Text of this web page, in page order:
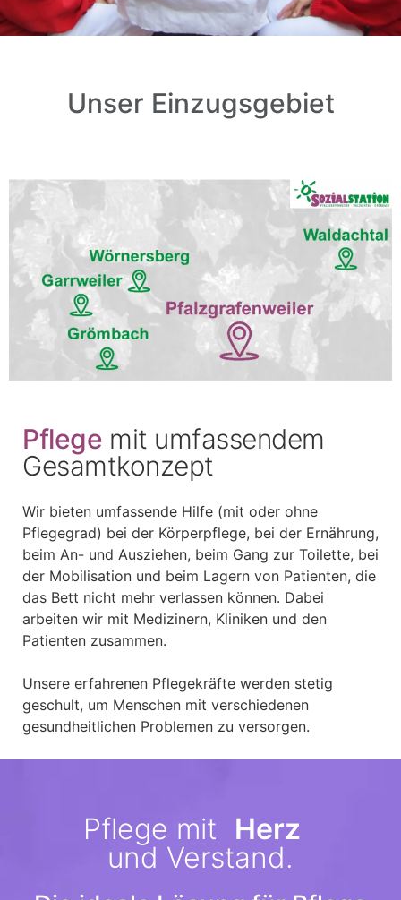
Unser Einzugsgebiet
Pflege mit umfassendem
Gesamtkonzept
Wir bieten umfassende Hilfe (mit oder ohne
Pflegegrad) bei der Körperpflege, bei der Ernährung,
beim An- und Ausziehen, beim Gang zur Toilette, bei
der Mobilisation und beim Lagern von Patienten, die
das Bett nicht mehr verlassen können. Dabei
arbeiten wir mit Medizinern, Kliniken und den
Patienten zusammen.
Unsere erfahrenen Pflegekräfte werden stetig
geschult, um Menschen mit verschiedenen
gesundheitlichen Problemen zu versorgen.
Pflege mit Herz
und Verstand.